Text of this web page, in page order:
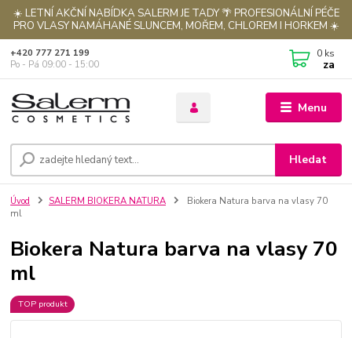
☀️ LETNÍ AKČNÍ NABÍDKA SALERM JE TADY 🌴 PROFESIONÁLNÍ PÉČE
PRO VLASY NAMÁHANÉ SLUNCEM, MOŘEM, CHLOREM I HORKEM ☀️
Menu
Hledat
+420 777 271 199
Po - Pá 09:00 - 15:00
0 ks
za
Úvod SALERM BIOKERA NATURA
Biokera Natura barva na vlasy 70
ml
Biokera Natura barva na vlasy 70
ml
TOP produkt